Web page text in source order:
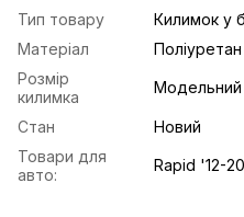
Тип товару
Килимок у
Матеріал
Поліуретан
Розмір
килимка
Модельний
Стан
Новий
Товари для
авто:
Rapid '12-20